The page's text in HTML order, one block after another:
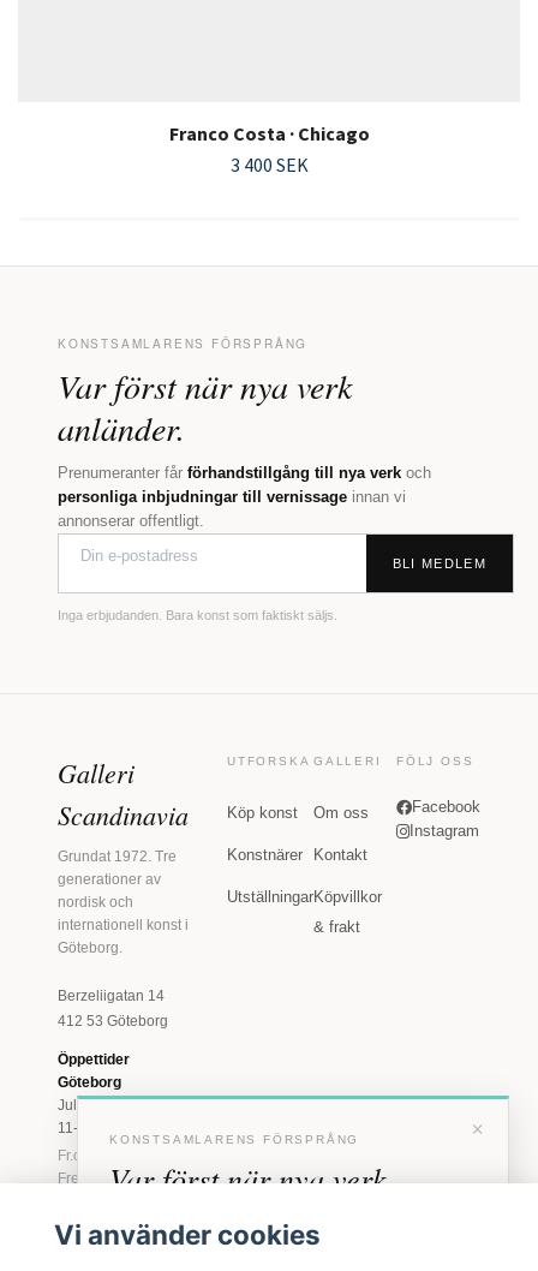
Franco Costa · Chicago
3 400 SEK
KONSTSAMLARENS FÖRSPRÅNG
Var först när nya verk
anländer.
Prenumeranter får förhandstillgång till nya verk och
personliga inbjudningar till vernissage innan vi
annonserar offentligt.
BLI MEDLEM
Inga erbjudanden. Bara konst som faktiskt säljs.
Galleri
Scandinavia
Grundat 1972. Tre
generationer av
nordisk och
internationell konst i
Göteborg.
Berzeliigatan 14
412 53 Göteborg
Öppettider
Göteborg
Juli: Tis 11-18 · Lör
11-16
Fr.o.m. augusti: Tis-
Fre 11-18 · Lör 11-
Marstrand
UTFORSKA
Köp konst
Konstnärer
Utställningar
GALLERI
Om oss
Kontakt
Köpvillkor
& frakt
FÖLJ OSS
Facebook
Instagram
×
KONSTSAMLARENS FÖRSPRÅNG
Var först när nya verk
anländer
Vi använder cookies